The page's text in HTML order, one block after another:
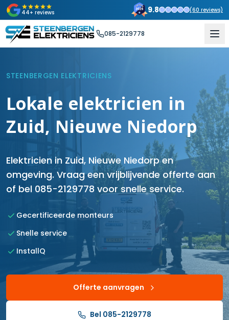
44+ reviews 9.8 (60 reviews)
085-2129778
STEENBERGEN ELEKTRICIENS
Lokale elektricien in
Zuid, Nieuwe Niedorp
Elektricien in Zuid, Nieuwe Niedorp en
omgeving. Vraag een vrijblijvende offerte aan
of bel 085-2129778 voor snelle service.
Gecertificeerde monteurs
Snelle service
InstallQ
Offerte aanvragen
Bel 085-2129778